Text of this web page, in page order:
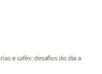
e cafés: desafios do dia a